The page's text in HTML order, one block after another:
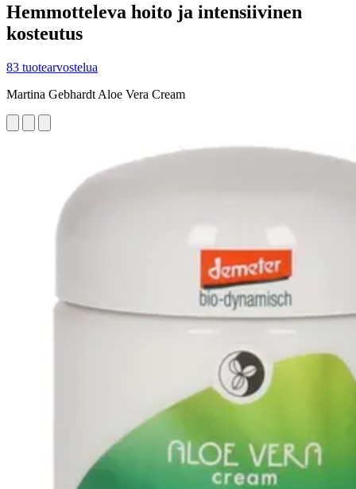
Hemmotteleva hoito ja intensiivinen
kosteutus
83 tuotearvostelua
Martina Gebhardt Aloe Vera Cream